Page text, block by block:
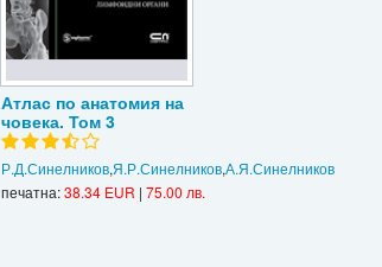
Атлас по анатомия на
човека. Том 3
Р.Д.Синелников,Я.Р.Синелников,А.Я.Синелников
печатна:38.34 EUR |75.00 лв.